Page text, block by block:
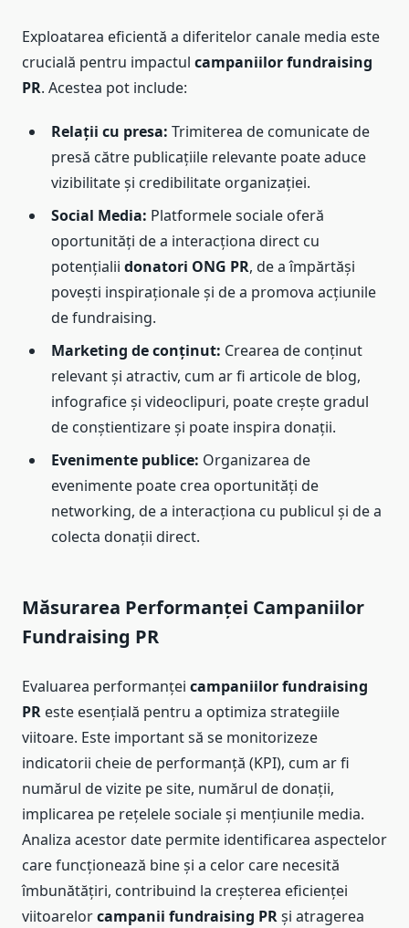
Exploatarea eficientă a diferitelor canale media este
crucială pentru impactul campaniilor fundraising
PR. Acestea pot include:
Relații cu presa: Trimiterea de comunicate de
presă către publicațiile relevante poate aduce
vizibilitate și credibilitate organizației.
Social Media: Platformele sociale oferă
oportunități de a interacționa direct cu
potențialii donatori ONG PR, de a împărtăși
povești inspiraționale și de a promova acțiunile
de fundraising.
Marketing de conținut: Crearea de conținut
relevant și atractiv, cum ar fi articole de blog,
infografice și videoclipuri, poate crește gradul
de conștientizare și poate inspira donații.
Evenimente publice: Organizarea de
evenimente poate crea oportunități de
networking, de a interacționa cu publicul și de a
colecta donații direct.
Măsurarea Performanței Campaniilor
Fundraising PR
Evaluarea performanței campaniilor fundraising
PR este esențială pentru a optimiza strategiile
viitoare. Este important să se monitorizeze
indicatorii cheie de performanță (KPI), cum ar fi
numărul de vizite pe site, numărul de donații,
implicarea pe rețelele sociale și mențiunile media.
Analiza acestor date permite identificarea aspectelor
care funcționează bine și a celor care necesită
îmbunătățiri, contribuind la creșterea eficienței
viitoarelorcampanii fundraising PRși atragerea